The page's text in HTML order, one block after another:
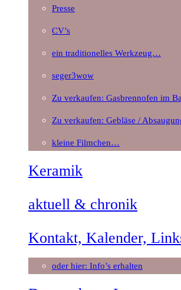
Presse
CV’s
ein traditionelles Werkzeug…
seger3wow
Zu verkaufen: Gasbrennofen im
Zu verkaufen: Gebläse /
kleine Filmchen…
Keramik
aktuell & chronik
Kontakt, Kalender,
oder hier: Info’s erhalten